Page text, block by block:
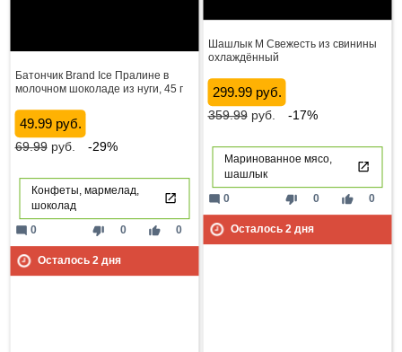
Шашлык М Свежесть из свинины
охлаждённый
299.99 руб.
359.99руб. -17%
Маринованное мясо,
шашлык
thumb_down 0 thumb_up 0
mode_comment 0
Осталось 2дня
Батончик Brand Ice Пралине в
молочном шоколаде из нуги, 45 г
49.99 руб.
69.99руб. -29%
Конфеты, мармелад,
шоколад
thumb_down 0 thumb_up 0
mode_comment 0
Осталось 2дня